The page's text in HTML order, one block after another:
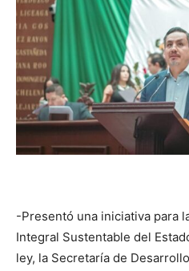
-Presentó una iniciativa para
Integral Sustentable del
ley, la Secretaría de